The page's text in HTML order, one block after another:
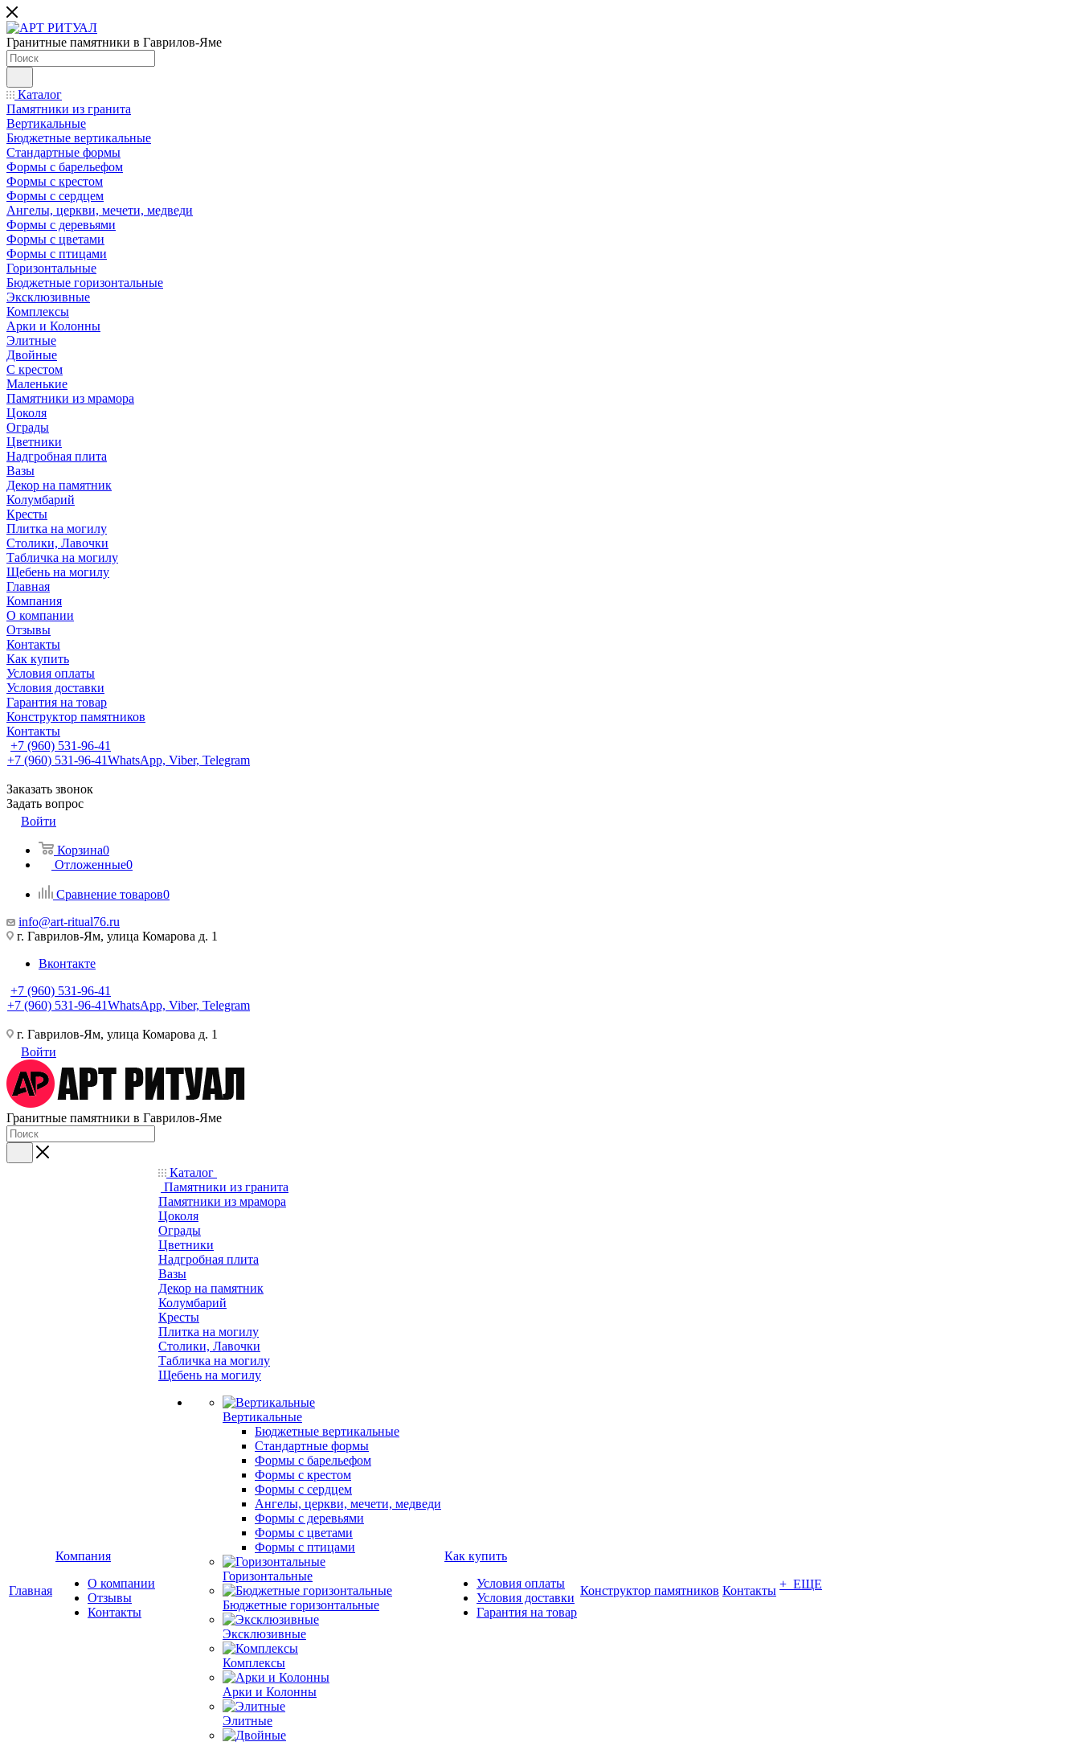
Гранитные памятники в Гаврилов-Яме
Каталог
Памятники из гранита
Вертикальные
Бюджетные вертикальные
Стандартные формы
Формы с барельефом
Формы с крестом
Формы с сердцем
Ангелы, церкви, мечети, медведи
Формы с деревьями
Формы с цветами
Формы с птицами
Горизонтальные
Бюджетные горизонтальные
Эксклюзивные
Комплексы
Арки и Колонны
Элитные
Двойные
С крестом
Маленькие
Памятники из мрамора
Цоколя
Ограды
Цветники
Надгробная плита
Вазы
Декор на памятник
Колумбарий
Кресты
Плитка на могилу
Столики, Лавочки
Табличка на могилу
Щебень на могилу
Главная
Компания
О компании
Отзывы
Контакты
Как купить
Условия оплаты
Условия доставки
Гарантия на товар
Конструктор памятников
Контакты
+7 (960) 531-96-41
+7 (960) 531-96-41WhatsApp, Viber, Telegram
Заказать звонок
Задать вопрос
Войти
Корзина0
Отложенные0
Сравнение товаров0
info@art-ritual76.ru
г. Гаврилов-Ям, улица Комарова д. 1
Вконтакте
+7 (960) 531-96-41
+7 (960) 531-96-41WhatsApp, Viber, Telegram
г. Гаврилов-Ям, улица Комарова д. 1
Войти
Гранитные памятники в Гаврилов-Яме
Главная
Компания
О компании
Отзывы
Контакты
Каталог
Памятники из гранита
Памятники из мрамора
Цоколя
Ограды
Цветники
Надгробная плита
Вазы
Декор на памятник
Колумбарий
Кресты
Плитка на могилу
Столики, Лавочки
Табличка на могилу
Щебень на могилу
Вертикальные
Бюджетные вертикальные
Стандартные формы
Формы с барельефом
Формы с крестом
Формы с сердцем
Ангелы, церкви, мечети, медведи
Формы с деревьями
Формы с цветами
Формы с птицами
Горизонтальные
Бюджетные горизонтальные
Эксклюзивные
Комплексы
Арки и Колонны
Элитные
Как купить
Условия оплаты
Условия доставки
Гарантия на товар
Конструктор памятников Контакты + ЕЩЕ